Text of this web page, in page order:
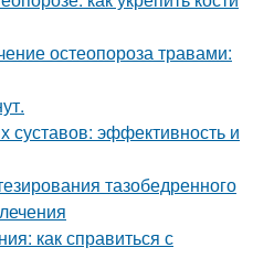
остеопороза травами:
суставов: эффективность и
тазобедренного
как справиться с